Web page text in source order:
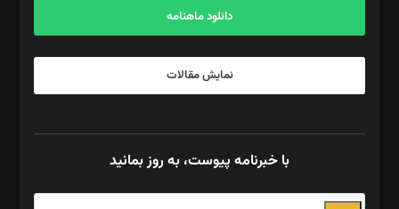
دانلود ماهنامه
نمایش مقالات
با خبرنامه پیوست، به روز بمانید